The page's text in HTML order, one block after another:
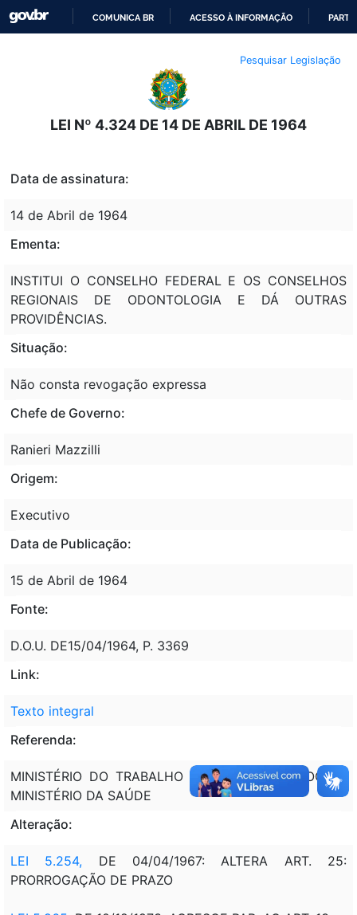
O
CONTEÚDO
COMUNICA BR ACESSO À INFORMAÇÃO
Pesquisar Legislação
LEI Nº 4.324 DE 14 DE ABRIL DE 1964
Data de assinatura:
14 de Abril de 1964
Ementa:
INSTITUI O CONSELHO FEDERAL E OS CONSELHOS
REGIONAIS DE ODONTOLOGIA E DÁ OUTRAS
PROVIDÊNCIAS.
Situação:
Não consta revogação expressa
Chefe de Governo:
Ranieri Mazzilli
Origem:
Executivo
Data de Publicação:
15 de Abril de 1964
Fonte:
D.O.U. DE15/04/1964, P. 3369
Link:
Texto integral
Referenda:
MINISTÉRIO DO TRABALHO E PREVIDÊNCIA SOCIAL;
MINISTÉRIO DA SAÚDE
Alteração:
LEI 5.254, DE 04/04/1967: ALTERA ART. 25:
PRORROGAÇÃO DE PRAZO